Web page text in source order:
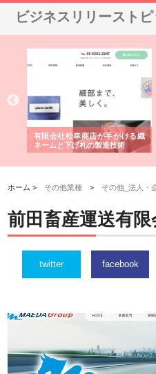
ビジネスリリーストピ
有限会社松幸商店が手がける織
ネームと下げ札の製造技術
ホーム > その他業種 > その他_法人・
前田畜産運送有限
twitter facebook